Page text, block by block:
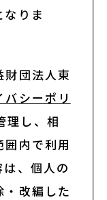
りま
財団法人東
バシーポリ
理し、相
内で利用
は、個人の
・改編した